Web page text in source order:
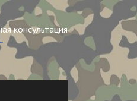
консультация